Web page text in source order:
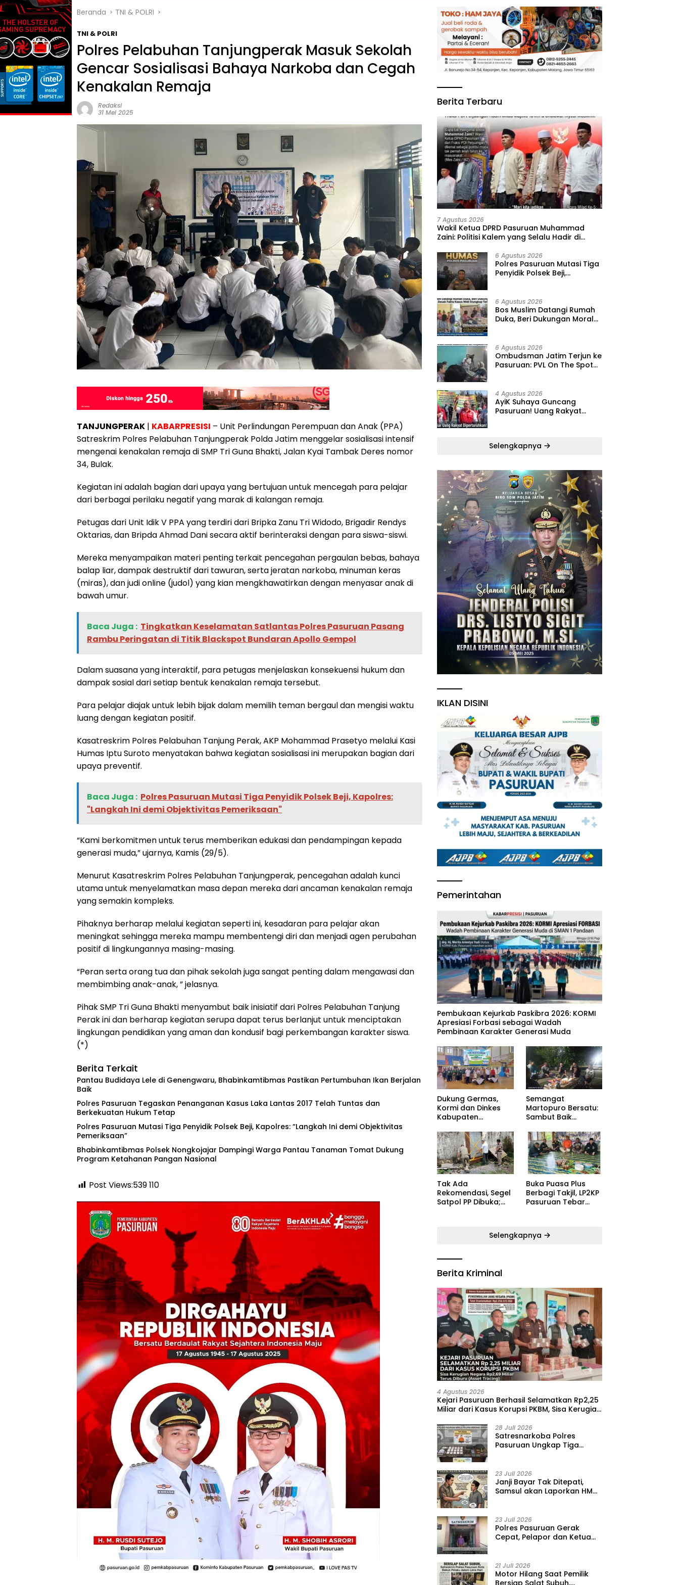
Beranda TNI & POLRI
TNI & POLRI
Polres Pelabuhan Tanjungperak Masuk Sekolah
Gencar Sosialisasi Bahaya Narkoba dan Cegah
Kenakalan Remaja
Redaksi
31 Mei 2025
TANJUNGPERAK | KABARPRESISI – Unit Perlindungan Perempuan dan Anak (PPA)
Satreskrim Polres Pelabuhan Tanjungperak Polda Jatim menggelar sosialisasi intensif
mengenai kenakalan remaja di SMP Tri Guna Bhakti, Jalan Kyai Tambak Deres nomor
34, Bulak.
Kegiatan ini adalah bagian dari upaya yang bertujuan untuk mencegah para pelajar
dari berbagai perilaku negatif yang marak di kalangan remaja.
Petugas dari Unit Idik V PPA yang terdiri dari Bripka Zanu Tri Widodo, Brigadir Rendys
Oktarias, dan Bripda Ahmad Dani secara aktif berinteraksi dengan para siswa-siswi.
Mereka menyampaikan materi penting terkait pencegahan pergaulan bebas, bahaya
balap liar, dampak destruktif dari tawuran, serta jeratan narkoba, minuman keras
(miras), dan judi online (judol) yang kian mengkhawatirkan dengan menyasar anak di
bawah umur.
Baca Juga : ‎Tingkatkan Keselamatan Satlantas Polres Pasuruan Pasang
Rambu Peringatan di Titik Blackspot Bundaran Apollo Gempol
Dalam suasana yang interaktif, para petugas menjelaskan konsekuensi hukum dan
dampak sosial dari setiap bentuk kenakalan remaja tersebut.
Para pelajar diajak untuk lebih bijak dalam memilih teman bergaul dan mengisi waktu
luang dengan kegiatan positif.
Kasatreskrim Polres Pelabuhan Tanjung Perak, AKP Mohammad Prasetyo melalui Kasi
Humas Iptu Suroto menyatakan bahwa kegiatan sosialisasi ini merupakan bagian dari
upaya preventif.
Baca Juga : ‎Polres Pasuruan Mutasi Tiga Penyidik Polsek Beji, Kapolres:
"Langkah Ini demi Objektivitas Pemeriksaan"
“Kami berkomitmen untuk terus memberikan edukasi dan pendampingan kepada
generasi muda,” ujarnya, Kamis (29/5).
Menurut Kasatreskrim Polres Pelabuhan Tanjungperak, pencegahan adalah kunci
utama untuk menyelamatkan masa depan mereka dari ancaman kenakalan remaja
yang semakin kompleks.
Pihaknya berharap melalui kegiatan seperti ini, kesadaran para pelajar akan
meningkat sehingga mereka mampu membentengi diri dan menjadi agen perubahan
positif di lingkungannya masing-masing.
“Peran serta orang tua dan pihak sekolah juga sangat penting dalam mengawasi dan
membimbing anak-anak, ” jelasnya.
Pihak SMP Tri Guna Bhakti menyambut baik inisiatif dari Polres Pelabuhan Tanjung
Perak ini dan berharap kegiatan serupa dapat terus berlanjut untuk menciptakan
lingkungan pendidikan yang aman dan kondusif bagi perkembangan karakter siswa.
(*)
Berita Terkait
Pantau Budidaya Lele di Genengwaru, Bhabinkamtibmas Pastikan Pertumbuhan Ikan Berjalan
Baik
Polres Pasuruan Tegaskan Penanganan Kasus Laka Lantas 2017 Telah Tuntas dan
Berkekuatan Hukum Tetap
‎Polres Pasuruan Mutasi Tiga Penyidik Polsek Beji, Kapolres: “Langkah Ini demi Objektivitas
Pemeriksaan”
Bhabinkamtibmas Polsek Nongkojajar Dampingi Warga Pantau Tanaman Tomat Dukung
Program Ketahanan Pangan Nasional
Post Views:539110
Berita Terbaru
7 Agustus 2026
‎Wakil Ketua DPRD Pasuruan Muhammad
Zaini: Politisi Kalem yang Selalu Hadir di
‎
6 Agustus 2026
‎Polres Pasuruan Mutasi Tiga
Penyidik Polsek Beji,
6 Agustus 2026
‎Bos Muslim Datangi Rumah
Duka, Beri Dukungan Moral
6 Agustus 2026
‎Ombudsman Jatim Terjun ke
Pasuruan: PVL On The Spot
Pengaduan Publik
4 Agustus 2026
‎AyiK Suhaya Guncang
Pasuruan! Uang Rakyat
Selengkapnya
IKLAN DISINI
Pemerintahan
‎Pembukaan Kejurkab Paskibra 2026: KORMI
Apresiasi Forbasi sebagai Wadah
Pembinaan Karakter Generasi Muda
Dukung Germas,
Kormi dan Dinkes
Kabupaten
Kebugaran
Masyarakat
Semangat
Martopuro Bersatu:
Sambut Baik
Kecamatan Satu
Pelatih Demi
Kebangkitan
Persekabpas
‎Tak Ada
Rekomendasi, Segel
Satpol PP Dibuka;
‎Buka Puasa Plus
Berbagi Takjil, LP2KP
Pasuruan Tebar
Selengkapnya
Berita Kriminal
4 Agustus 2026
Kejari Pasuruan Berhasil Selamatkan Rp2,25
Miliar dari Kasus Korupsi PKBM, Sisa Kerugian
28 Juli 2026
‎Satresnarkoba Polres
Pasuruan Ungkap Tiga
23 Juli 2026
‎Janji Bayar Tak Ditepati,
Samsul akan Laporkan HMD
23 Juli 2026
‎Polres Pasuruan Gerak
Cepat, Pelapor dan Ketua
Pasar Desa Randupitu ‎
21 Juli 2026
‎Motor Hilang Saat Pemilik
Bersiap Salat Subuh,